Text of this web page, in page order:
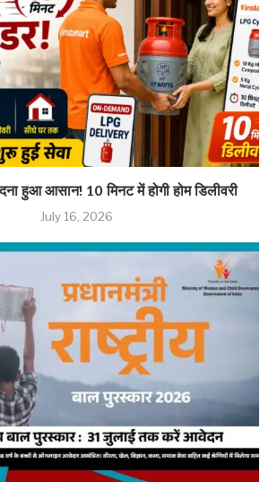
हुआ आसान! 10 मिनट में होगी होम डिलीवरी
July 16, 2026